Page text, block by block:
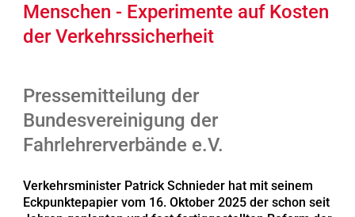
Menschen - Experimente auf Kosten
der Verkehrssicherheit
Pressemitteilung der
Bundesvereinigung der
Fahrlehrerverbände e.V.
Verkehrsminister Patrick Schnieder hat mit seinem
Eckpunktepapier vom 16. Oktober 2025 der schon seit